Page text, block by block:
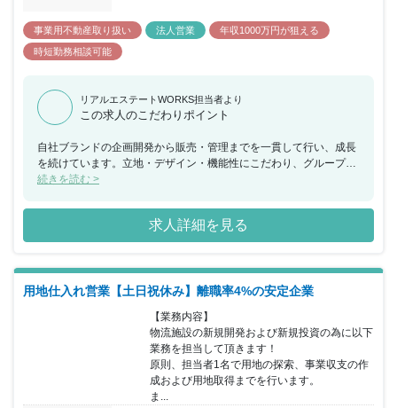
事業用不動産取り扱い 法人営業
年収1000万円が狙える
時短勤務相談可能
リアルエステートWORKS担当者より
この求人のこだわりポイント
⾃社ブランドの企画開発から販売・管理までを⼀貫して⾏い、成長
を続けています。⽴地・デザイン・機能性にこだわり、グループ会
社と連携してワンストップサービスでの徹底した管理体制を実現し
続きを読む >
求人詳細を見る
用地仕入れ営業【土日祝休み】離職率4%の安定企業
【業務内容】
物流施設の新規開発および新規投資の為に以下
業務を担当して頂きます！
原則、担当者1名で用地の探索、事業収支の作
成および用地取得までを行います。
ま...